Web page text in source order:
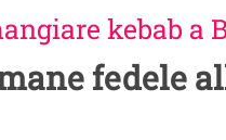
kebab a
fedele